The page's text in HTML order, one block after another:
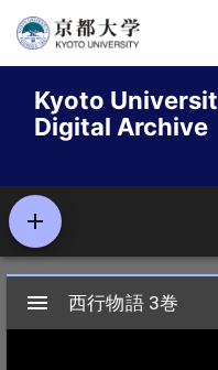
Skip
contentKyoto
Digital Archive